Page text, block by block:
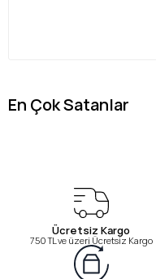
En Çok Satanlar
Ücretsiz Kargo
750 TL ve üzeri Ücretsiz Kargo